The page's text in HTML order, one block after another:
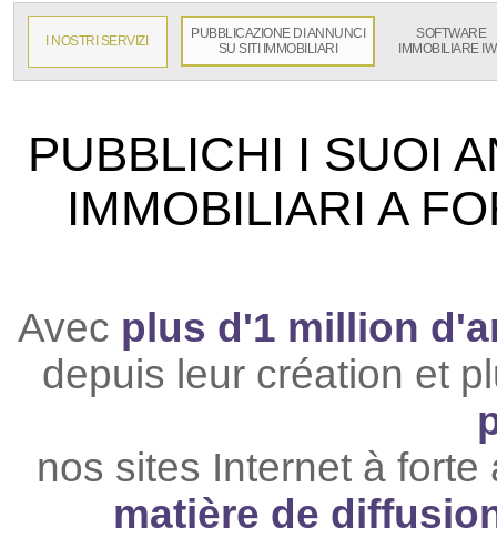
I NOSTRI SERVIZI
PUBBLICAZIONE DI ANNUNCI
SU SITI IMMOBILIARI
SOFTWARE
IMMOBILIARE
PUBBLICHI I SUOI
IMMOBILIARI A
Avec plus d'1 million
depuis leur création et
nos sites Internet à
matière de